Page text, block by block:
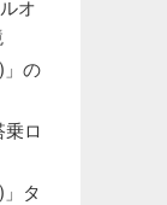
オ
」の
乗ロ
タ